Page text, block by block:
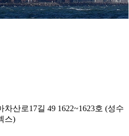
산로17길 49 1622~1623호 (성수
스)